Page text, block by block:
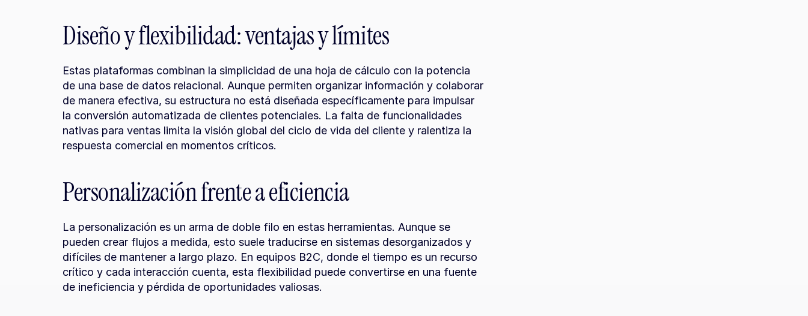
Diseño y flexibilidad: ventajas y límites
Estas plataformas combinan la simplicidad de una hoja de cálculo con la potencia
de una base de datos relacional. Aunque permiten organizar información y colaborar
de manera efectiva, su estructura no está diseñada específicamente para impulsar
la conversión automatizada de clientes potenciales. La falta de funcionalidades
nativas para ventas limita la visión global del ciclo de vida del cliente y ralentiza la
respuesta comercial en momentos críticos.
Personalización frente a eficiencia
La personalización es un arma de doble filo en estas herramientas. Aunque se
pueden crear flujos a medida, esto suele traducirse en sistemas desorganizados y
difíciles de mantener a largo plazo. En equipos B2C, donde el tiempo es un recurso
crítico y cada interacción cuenta, esta flexibilidad puede convertirse en una fuente
de ineficiencia y pérdida de oportunidades valiosas.